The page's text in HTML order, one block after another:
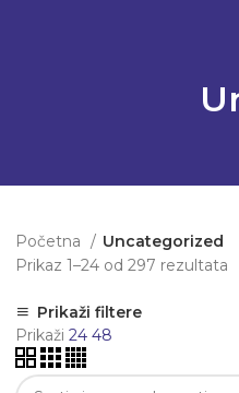
Početna
Uncategorized
Prikaz 1–24 od 297 rezultata
Prikaži filtere
Prikaži 24 48